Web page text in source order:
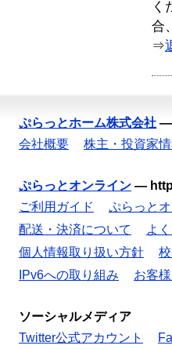
く
合
⇒
ぷらっとホーム株式会社 —
会社概要
株主・投資家
ぷらっとオンライン —
ご利用ガイド
ぷらっと
配送・決済について
よ
個人情報取り扱い方針
IPv6への取り組み
お客
ソーシャルメディア
Twitter公式アカウント